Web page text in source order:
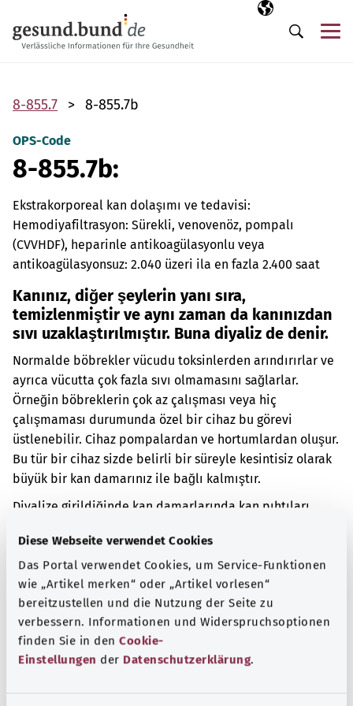
Diese Webseite verwendet Cookies
Das Portal verwendet Cookies, um Service-Funktionen
wie „Artikel merken“ oder „Artikel vorlesen“
bereitzustellen und die Nutzung der Seite zu
verbessern. Informationen und Widerspruchsoptionen
finden Sie in den Cookie-
Einstellungen der Datenschutzerklärung.
Seçili dil
TR
Arama
8-855.7 8-855.7b
OPS-Code
8-855.7b:
Ekstrakorporeal kan dolaşımı ve tedavisi:
Hemodiyafiltrasyon: Sürekli, venovenöz, pompalı
(CVVHDF), heparinle antikoagülasyonlu veya
antikoagülasyonsuz: 2.040 üzeri ila en fazla 2.400 saat
Kanınız, diğer şeylerin yanı sıra,
temizlenmiştir ve aynı zaman da kanınızdan
sıvı uzaklaştırılmıştır. Buna diyaliz de denir.
Normalde böbrekler vücudu toksinlerden arındırırlar ve
ayrıca vücutta çok fazla sıvı olmamasını sağlarlar.
Örneğin böbreklerin çok az çalışması veya hiç
çalışmaması durumunda özel bir cihaz bu görevi
üstlenebilir. Cihaz pompalardan ve hortumlardan oluşur.
Bu tür bir cihaz sizde belirli bir süreyle kesintisiz olarak
büyük bir kan damarınız ile bağlı kalmıştır.
Diyalize girildiğinde kan damarlarında kan pıhtıları
kullanılan kan damarını etkiler. Bu nedenle, kan
pıhtılarını önlemeye yönelik bir ilaç kullanılabilir.
Ek kodlar
Not